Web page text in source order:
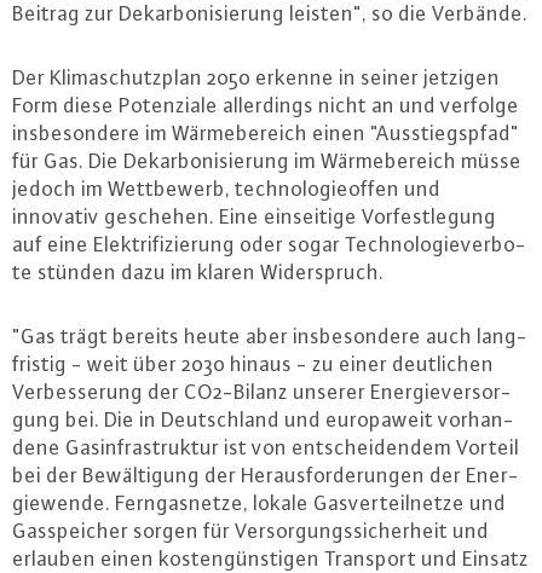
Beitrag zur Dekar­bo­ni­sie­rung leisten", so die Verbände.
Der Kli­ma­schutz­plan 2050 erkenne in seiner jetzigen
Form diese Po­ten­zia­le al­ler­dings nicht an und verfolge
ins­be­son­de­re im Wär­me­be­reich einen "Aus­stiegs­pfad"
für Gas. Die Dekar­bo­ni­sie­rung im Wär­me­be­reich müsse
jedoch im Wett­be­werb, tech­no­lo­gie­of­fen und
innovativ geschehen. Eine ein­sei­ti­ge Vor­fest­le­gung
auf eine Elek­tri­fi­zie­rung oder sogar Tech­no­lo­gie­ver­bo­
te stünden dazu im klaren Wi­der­spruch.
"Gas trägt bereits heute aber ins­be­son­de­re auch lang­
fris­tig - weit über 2030 hinaus - zu einer deut­li­chen
Ver­bes­se­rung der CO2-Bi­lanz unserer En­er­gie­ver­sor­
gung bei. Die in Deutsch­land und eu­ro­pa­weit vor­han­
de­ne Gas­in­fra­struk­tur ist von ent­schei­den­dem Vorteil
bei der Be­wäl­ti­gung der Her­aus­for­de­run­gen der En­er­
gie­wen­de. Fern­gas­net­ze, lokale Gas­ver­teil­net­ze und
Gas­spei­cher sorgen für Ver­sor­gungs­si­cher­heit und
erlauben einen kos­ten­güns­ti­gen Transport und Einsatz